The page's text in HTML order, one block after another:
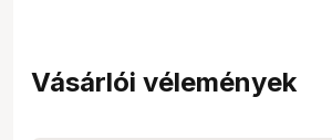
Vásárlói vélemények